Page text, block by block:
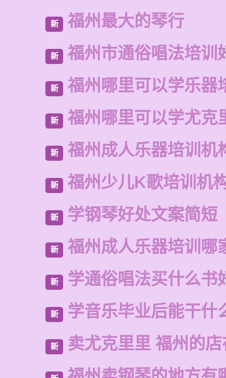
新 福州最大的琴行
新 福州市通俗唱法培训
新 福州哪里可以学乐器
新 福州哪里可以学尤克
新 福州成人乐器培训机
新 福州少儿K歌培训机
新 学钢琴好处文案简短
新 福州成人乐器培训哪
新 学通俗唱法买什么书
新 学音乐毕业后能干什
新 卖尤克里里 福州的